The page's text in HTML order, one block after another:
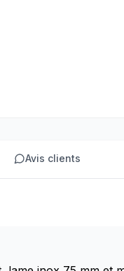
Avis clients